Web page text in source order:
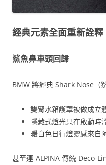
經典元素全面重新詮釋
鯊魚鼻車頭回歸
BMW 將經典 Shark Nose（
雙腎水箱護罩被做成立
隱藏式燈光只在啟動時
暖白色日行燈靈感來自
甚至連 ALPINA 傳統 Deco-